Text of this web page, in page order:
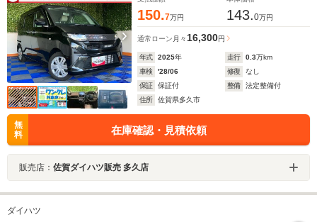
150.7万円 143.0万円
通常ローン 月々16,300円
年式 2025年 走行 0.3万km
車検
'28/06 修復
なし
保証
保証付 整備
法定整備付
住所
佐賀県多久市
無
料
在庫確認・見積依頼
販売店： 佐賀ダイハツ販売 多久店
ダイハツ